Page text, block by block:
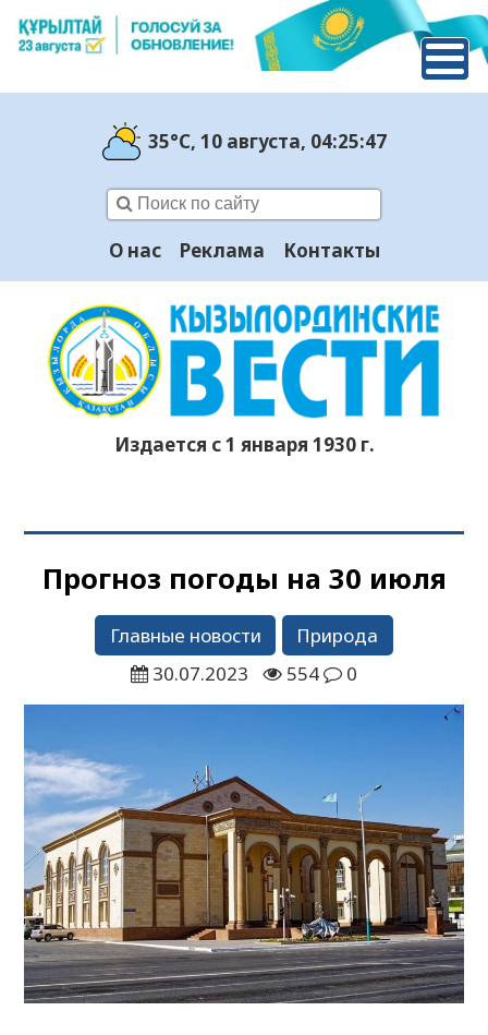
35°C, 10 августа, 04:25:48
О нас Реклама Контакты
Издается с 1 января 1930 г.
Прогноз погоды на 30 июля
Главные новости
Природа
30.07.2023
554 0